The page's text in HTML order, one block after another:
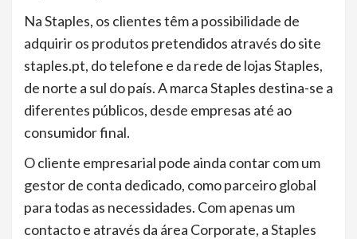
Na Staples, os clientes têm a possibilidade de
adquirir os produtos pretendidos através do site
staples.pt, do telefone e da rede de lojas Staples,
de norte a sul do país. A marca Staples destina-se a
diferentes públicos, desde empresas até ao
consumidor final.
O cliente empresarial pode ainda contar com um
gestor de conta dedicado, como parceiro global
para todas as necessidades. Com apenas um
contacto e através da área Corporate, a Staples